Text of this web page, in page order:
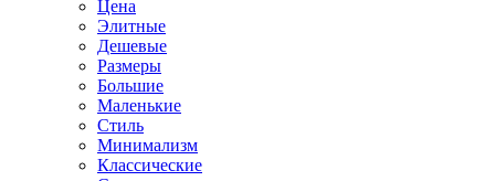
Цена
Элитные
Дешевые
Размеры
Большие
Маленькие
Стиль
Минимализм
Классические